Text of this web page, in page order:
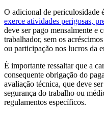
O adicional de periculosidade
exerce atividades perigosas,
deve ser pago mensalmente e
trabalhador, sem os
ou participação nos lucros da
É importante ressaltar que a
consequente obrigação do
avaliação técnica, que deve
segurança do trabalho ou
regulamentos específicos.